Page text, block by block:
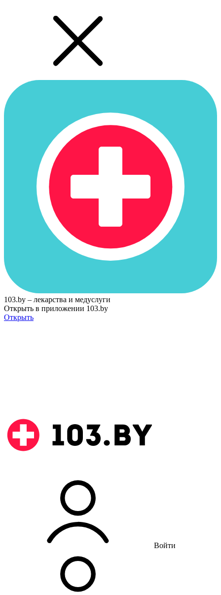
103.by – лекарства и медуслуги
Открыть в приложении 103.by
Открыть
Войти